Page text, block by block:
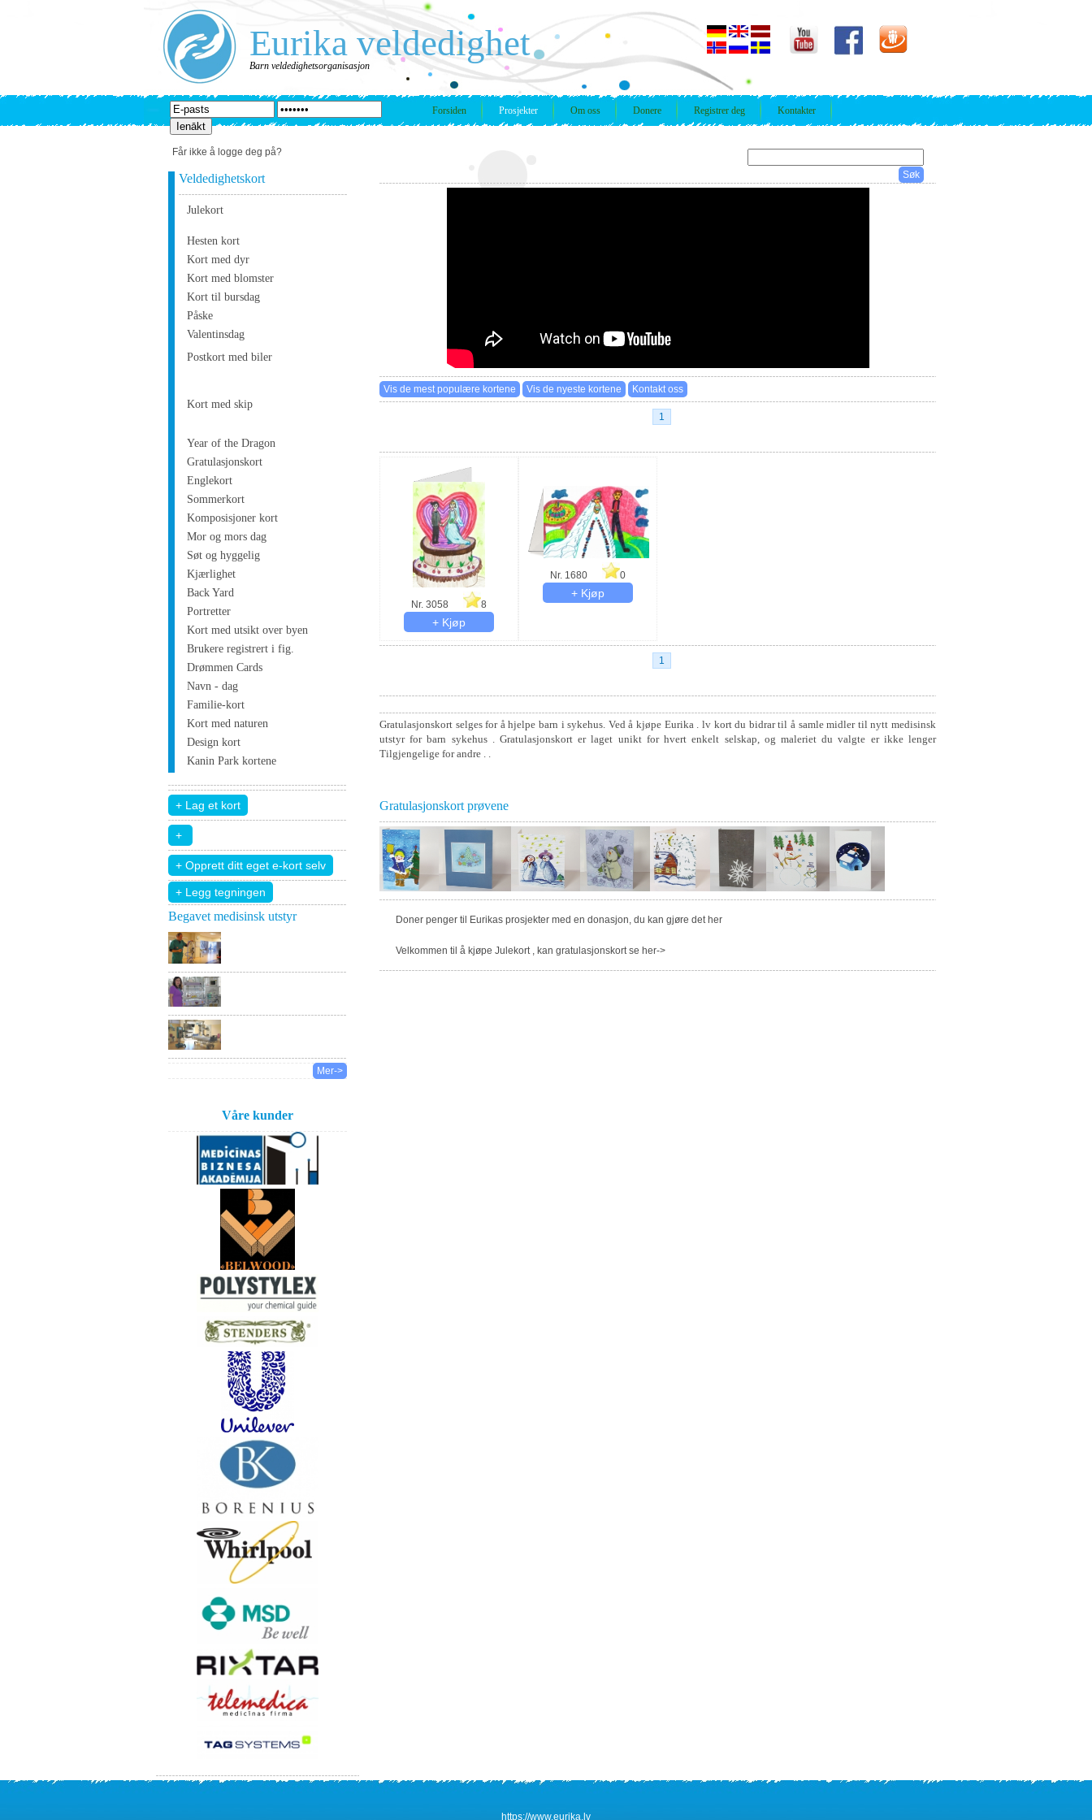
Eurika veldedighet
Barn veldedighetsorganisasjon
Forsiden Prosjekter Om oss Donere Registrer deg Kontakter
Får ikke å logge deg på?
Veldedighetskort
Julekort
Hesten kort
Kort med dyr
Kort med blomster
Kort til bursdag
Påske
Valentinsdag
Postkort med biler
Kort med skip
Year of the Dragon
Gratulasjonskort
Englekort
Sommerkort
Komposisjoner kort
Mor og mors dag
Søt og hyggelig
Kjærlighet
Back Yard
Portretter
Kort med utsikt over byen
Brukere registrert i fig.
Drømmen Cards
Navn - dag
Familie-kort
Kort med naturen
Design kort
Kanin Park kortene
+ Legg tegningen
Begavet medisinsk utstyr
Mer->
Våre kunder
1
Nr. 3058 8
Nr. 1680 0
1
Gratulasjonskort selges for å hjelpe barn i sykehus. Ved å kjøpe Eurika . lv kort du bidrar til å samle midler til nytt medisinsk
utstyr for barn sykehus . Gratulasjonskort er laget unikt for hvert enkelt selskap, og maleriet du valgte er ikke lenger
Tilgjengelige for andre . .
Gratulasjonskort prøvene
Doner penger til Eurikas prosjekter med en donasjon, du kan gjøre det her
Velkommen til å kjøpe Julekort , kan gratulasjonskort se her->
https://www.eurika.lv